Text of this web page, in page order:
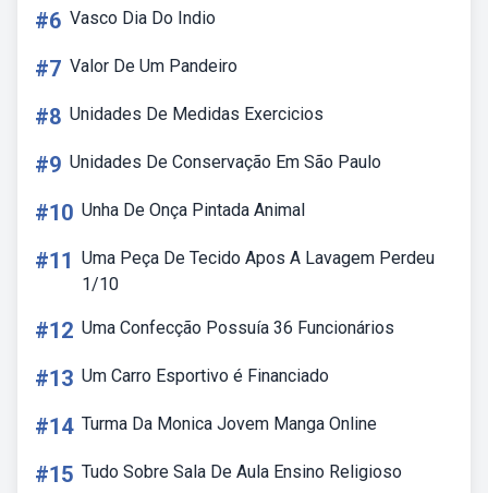
#6 Vasco Dia Do Indio
#7 Valor De Um Pandeiro
#8 Unidades De Medidas Exercicios
#9 Unidades De Conservação Em São Paulo
#10 Unha De Onça Pintada Animal
#11 Uma Peça De Tecido Apos A Lavagem Perdeu
1/10
#12 Uma Confecção Possuía 36 Funcionários
#13 Um Carro Esportivo é Financiado
#14 Turma Da Monica Jovem Manga Online
#15 Tudo Sobre Sala De Aula Ensino Religioso